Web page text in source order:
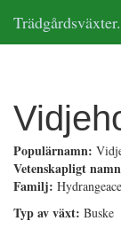
Populärnamn:
Vetenskapligt
Familj:
Typ av växt: Buske